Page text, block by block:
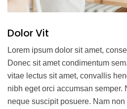
Dolor Vit
Lorem ipsum dolor sit amet,
Donec sit amet condimentum
vitae lectus sit amet, convallis
nibh eget orci accumsan semper.
neque suscipit posuere. Nam